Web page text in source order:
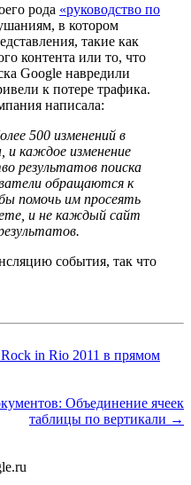
рода «руководство по
в котором
такие как
контента или то, что
Google навредили
к потере трафика.
написала:
500 изменений в
и каждое изменение
результатов поиска
обращаются к
помочь им просеять
и не каждый сайт
события, так что
in Rio 2011 в прямом
Объединение ячеек
таблицы по вертикали →